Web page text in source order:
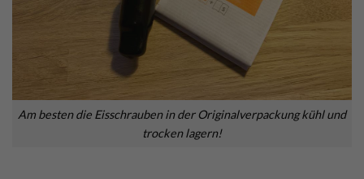
Am besten die Eisschrauben in der Originalverpackung kühl und
trocken lagern!